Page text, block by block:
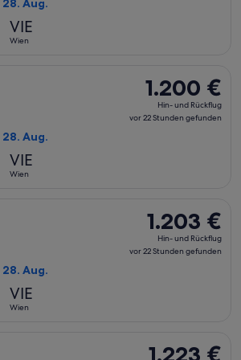
28. Aug.
VIE
Wien
1.200 €
Hin-
und
1.200 €
Hin- und Rückflug
vor 22 Stunden gefunden
28. Aug.
VIE
Wien
1.203 €
Hin-
und
1.203 €
Hin- und Rückflug
vor 22 Stunden gefunden
28. Aug.
VIE
Wien
1.223 €
1.223 €